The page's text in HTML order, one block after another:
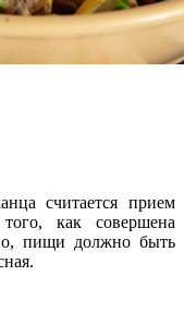
считается прием
как совершена
пищи должно быть